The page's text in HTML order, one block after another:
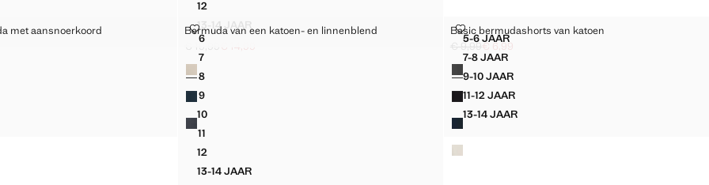
EEN KATOEN- EN LINNENBLEND
VAN EEN KATOEN- EN LINNENBLEND
12DENIM BERMUDA MET ELASTISCHE TAILLEBAND
13-14 JAARDENIM BERMUDA MET ELASTISCHE TAILLEBAND
BERMUDA MET AANSNOERKOORD
BERMUDA MET AANSNOERKOORD
BERMUDA MET AANSNOERKOORD
BERMUDA MET AANSNOERKOORD
BERMUDA MET AANSNOERKOORD
met aansnoerkoord
MET AANSNOERKOORD
doorgehaald [€ 12,99 ]
]
Maten
6BERMUDA VAN EEN KATOEN- EN LINNENBLEND
7BERMUDA VAN EEN KATOEN- EN LINNENBLEND
8BERMUDA VAN EEN KATOEN- EN LINNENBLEND
9BERMUDA VAN EEN KATOEN- EN LINNENBLEND
10BERMUDA VAN EEN KATOEN- EN LINNENBLEND
11BERMUDA VAN EEN KATOEN- EN LINNENBLEND
12BERMUDA VAN EEN KATOEN- EN LINNENBLEND
13-14 JAARBERMUDA VAN EEN KATOEN- EN LINNENBLEND
Bermuda van een katoen- en linnenblend
BERMUDA VAN EEN KATOEN- EN LINNENBLEND
Oorspronkelijke prijs doorgehaald [€ 19,99 ]
€ 19,99
Huidige prijs [€ 14,99 ]
€ 14,99
Kleuren
Maten
5-6 JAARBASIC BERMUDASHORTS VAN KATOEN
7-8 JAARBASIC BERMUDASHORTS VAN KATOEN
9-10 JAARBASIC BERMUDASHORTS VAN KATOEN
11-12 JAARBASIC BERMUDASHORTS VAN KATOEN
13-14 JAARBASIC BERMUDASHORTS VAN KATOEN
Basic bermudashorts van katoen
BASIC BERMUDASHORTS VAN KATOEN
Oorspronkelijke prijs doorgehaald [€ 9,99 ]
€ 9,99
Huidige prijs [€ 6,99 ]
€ 6,99
Kleuren